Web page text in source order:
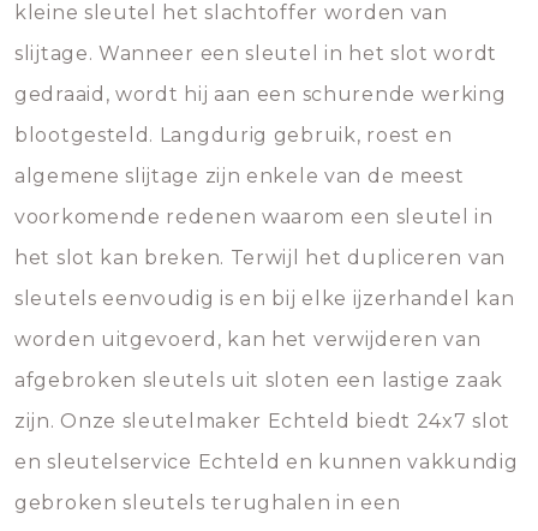
kleine sleutel het slachtoffer worden van
slijtage. Wanneer een sleutel in het slot wordt
gedraaid, wordt hij aan een schurende werking
blootgesteld. Langdurig gebruik, roest en
algemene slijtage zijn enkele van de meest
voorkomende redenen waarom een sleutel in
het slot kan breken. Terwijl het dupliceren van
sleutels eenvoudig is en bij elke ijzerhandel kan
worden uitgevoerd, kan het verwijderen van
afgebroken sleutels uit sloten een lastige zaak
zijn. Onze sleutelmaker Echteld biedt 24x7 slot
en sleutelservice Echteld en kunnen vakkundig
gebroken sleutels terughalen in een